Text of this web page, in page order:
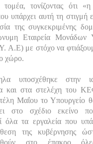
τομέα, τονίζοντας ότι
υπάρχει αυτή τη στιγμή
της συγκεκριμένης
Εταιρεία Μονάδων
Α.Ε) με στόχο να
χώρο.
υποσχέθηκε στην
και στα στελέχη του
Μαΐου το Υπουργείο
στο σχέδιο εκείνο
όλα τα εργαλεία που
της κυβέρνησης
στο έπακρο